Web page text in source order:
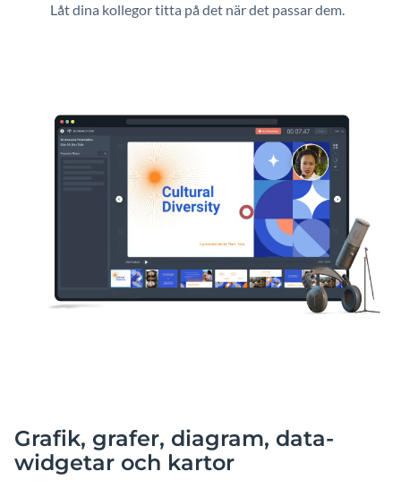
Låt dina kollegor titta på det när det passar dem.
Grafik, grafer, diagram, data-
widgetar och kartor